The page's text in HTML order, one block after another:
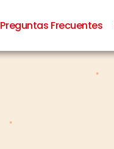
Preguntas Frecuentes